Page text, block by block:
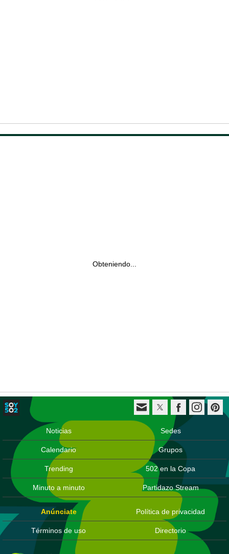
Obteniendo...
Noticias Sedes
Calendario Grupos
Trending 502 en la Copa
Minuto a minuto Partidazo Stream
Anúnciate Política de privacidad
Términos de uso Directorio